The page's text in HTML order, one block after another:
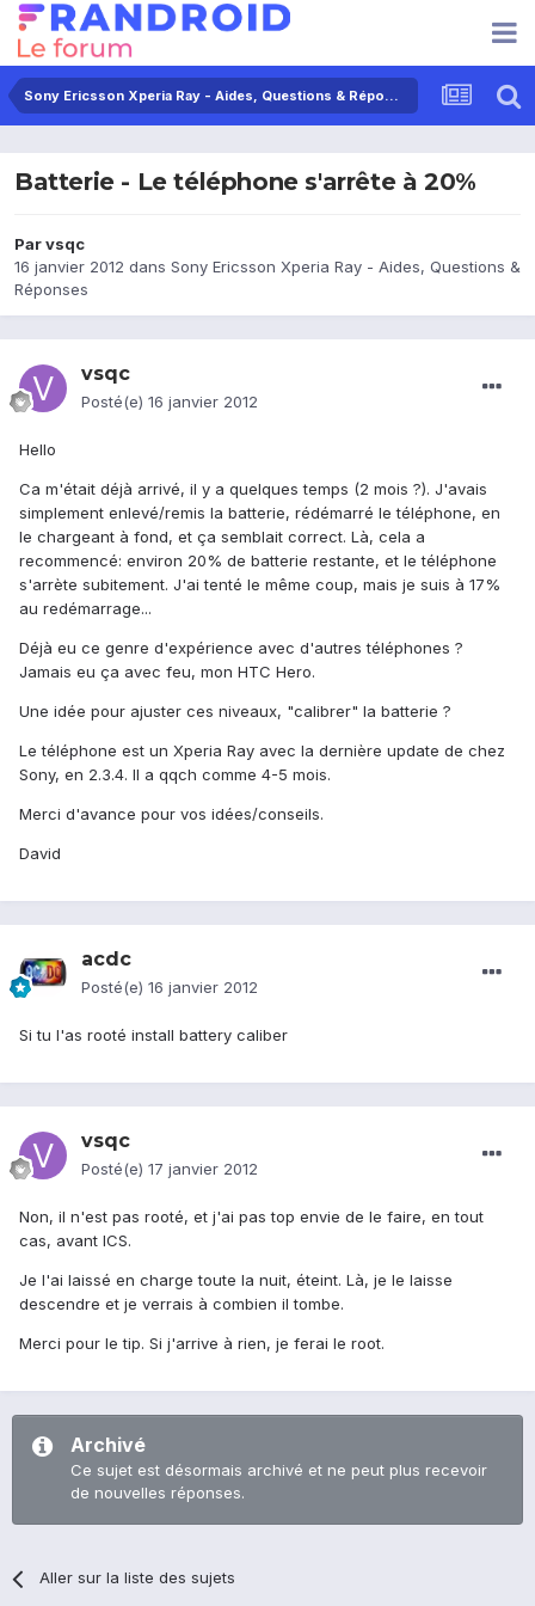
Sony Ericsson Xperia Ray - Aides, Questions & Réponses
Batterie - Le téléphone s'arrête à 20%
Parvsqc
16 janvier 2012 dans Sony Ericsson Xperia Ray - Aides, Questions &
Réponses
vsqc
Posté(e) 16 janvier 2012
Hello
Ca m'était déjà arrivé, il y a quelques temps (2 mois ?). J'avais
simplement enlevé/remis la batterie, rédémarré le téléphone, en
le chargeant à fond, et ça semblait correct. Là, cela a
recommencé: environ 20% de batterie restante, et le téléphone
s'arrète subitement. J'ai tenté le même coup, mais je suis à 17%
au redémarrage...
Déjà eu ce genre d'expérience avec d'autres téléphones ?
Jamais eu ça avec feu, mon HTC Hero.
Une idée pour ajuster ces niveaux, "calibrer" la batterie ?
Le téléphone est un Xperia Ray avec la dernière update de chez
Sony, en 2.3.4. Il a qqch comme 4-5 mois.
Merci d'avance pour vos idées/conseils.
David
acdc
Posté(e) 16 janvier 2012
Si tu l'as rooté install battery caliber
vsqc
Posté(e) 17 janvier 2012
Non, il n'est pas rooté, et j'ai pas top envie de le faire, en tout
cas, avant ICS.
Je l'ai laissé en charge toute la nuit, éteint. Là, je le laisse
descendre et je verrais à combien il tombe.
Merci pour le tip. Si j'arrive à rien, je ferai le root.
Archivé
Ce sujet est désormais archivé et ne peut plus recevoir
de nouvelles réponses.
Aller sur la liste des sujets